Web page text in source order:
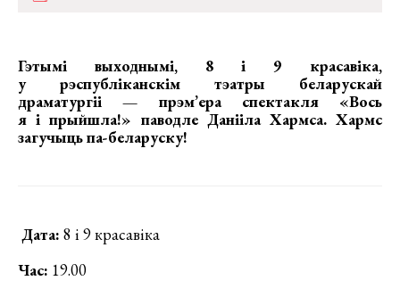
Гэтымі выходнымі, 8 і 9 красавіка,
у рэспубліканскім тэатры беларускай
драматургіі — прэм’ера спектакля «Вось
я і прыйшла!» паводле Данііла Хармса.Хармс
загучыць па-беларуску!
Дата: 8 і 9 красавіка
Час: 19.00